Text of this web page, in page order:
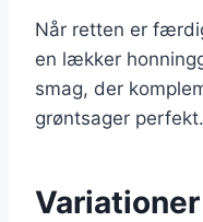
Når retten er
en lækker
smag, der
grøntsager perfekt.